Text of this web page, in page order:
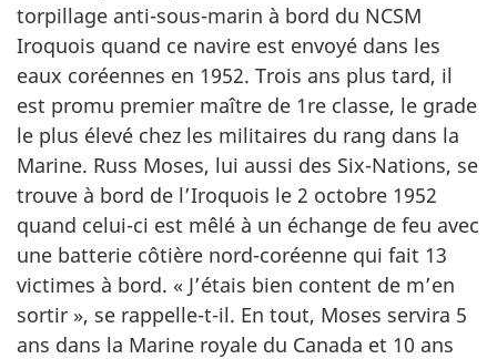
torpillage anti-sous-marin à bord du NCSM
Iroquois quand ce navire est envoyé dans les
eaux coréennes en 1952. Trois ans plus tard, il
est promu premier maître de 1re classe, le grade
le plus élevé chez les militaires du rang dans la
Marine. Russ Moses, lui aussi des Six-Nations, se
trouve à bord de l’Iroquois le 2 octobre 1952
quand celui-ci est mêlé à un échange de feu avec
une batterie côtière nord-coréenne qui fait 13
victimes à bord. « J’étais bien content de m’en
sortir », se rappelle-t-il. En tout, Moses servira 5
ans dans la Marine royale du Canada et 10 ans